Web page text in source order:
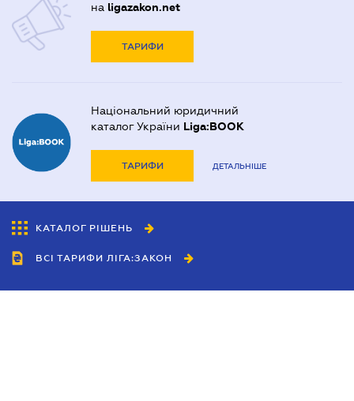
на ligazakon.net
ТАРИФИ
Національний юридичний
каталог України Liga:BOOK
ТАРИФИ ДЕТАЛЬНІШЕ
КАТАЛОГ РІШЕНЬ
ВСІ ТАРИФИ ЛІГА:ЗАКОН